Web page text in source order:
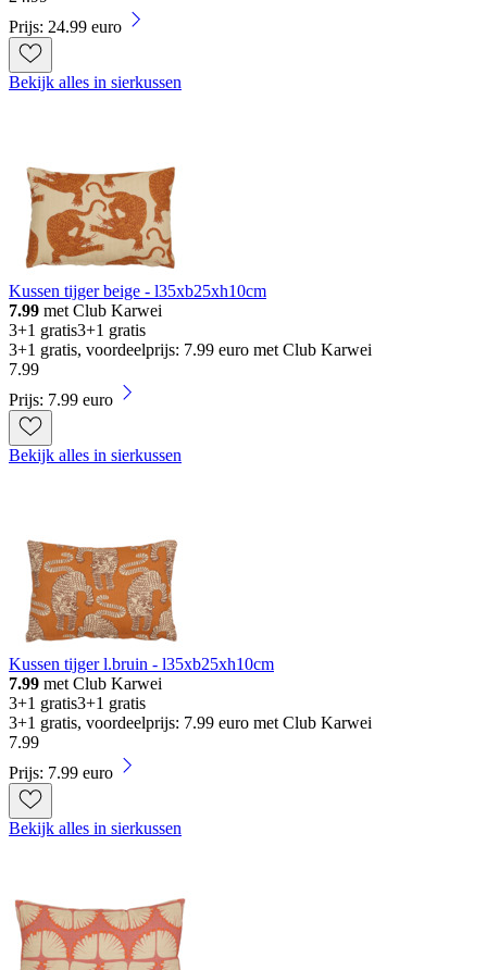
Prijs: 24.99 euro
Bekijk alles in sierkussen
Kussen tijger beige - l35xb25xh10cm
7.99 met Club Karwei
3+1 gratis3+1 gratis
3+1 gratis, voordeelprijs: 7.99 euro met Club Karwei
7.99
Prijs: 7.99 euro
Bekijk alles in sierkussen
Kussen tijger l.bruin - l35xb25xh10cm
7.99 met Club Karwei
3+1 gratis3+1 gratis
3+1 gratis, voordeelprijs: 7.99 euro met Club Karwei
7.99
Prijs: 7.99 euro
Bekijk alles in sierkussen